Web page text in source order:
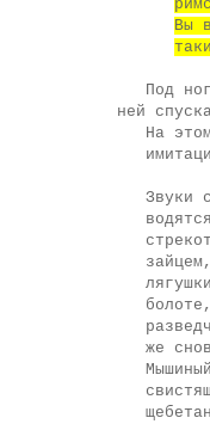
Вы
Под
ней
На
Звуки
же